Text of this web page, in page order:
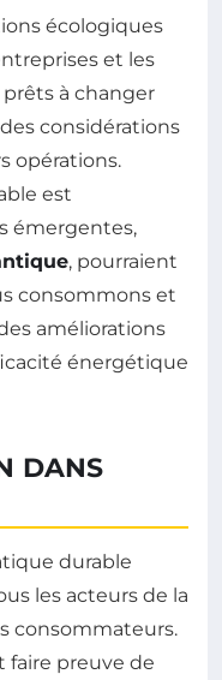
écologiques
et les
à changer
considérations
opérations.
est
émergentes,
, pourraient
consommons et
améliorations
énergétique
DANS
durable
les acteurs de la
consommateurs.
faire preuve de